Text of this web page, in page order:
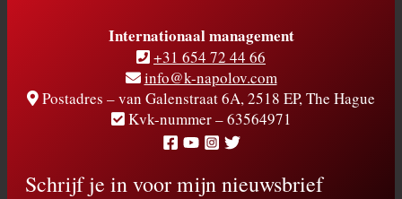
Internationaal management
+31 654 72 44 66
info@k-napolov.com
Postadres – van Galenstraat 6A, 2518 EP, The Hague
Kvk-nummer – 63564971
Schrijf je in voor mijn nieuwsbrief